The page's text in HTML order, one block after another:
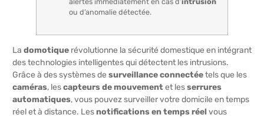
ou d’anomalie détectée.
La domotique révolutionne la sécurité domestique en intégrant
des technologies intelligentes qui détectent les intrusions.
Grâce à des systèmes de surveillance connectéetels que les
caméras, lescapteurs de mouvementet lesserrures
automatiques, vous pouvez surveiller votre domicile en temps
réel et à distance. Lesnotifications en temps réelvous